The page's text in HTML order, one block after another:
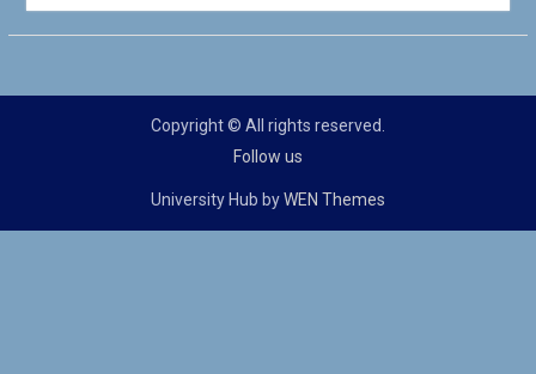
Copyright © All rights reserved.
Follow us
University Hub byWEN Themes